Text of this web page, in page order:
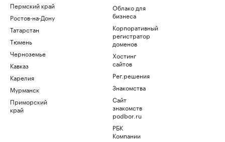
Пермский край
Ростов-на-Дону
Татарстан
Тюмень
Черноземье
Кавказ
Карелия
Мурманск
Приморский
край
Облако для
бизнеса
Корпоративный
регистратор
доменов
Хостинг
сайтов
Рег.решения
Знакомства
Сайт
знакомств
podbor.ru
РБК
Компании